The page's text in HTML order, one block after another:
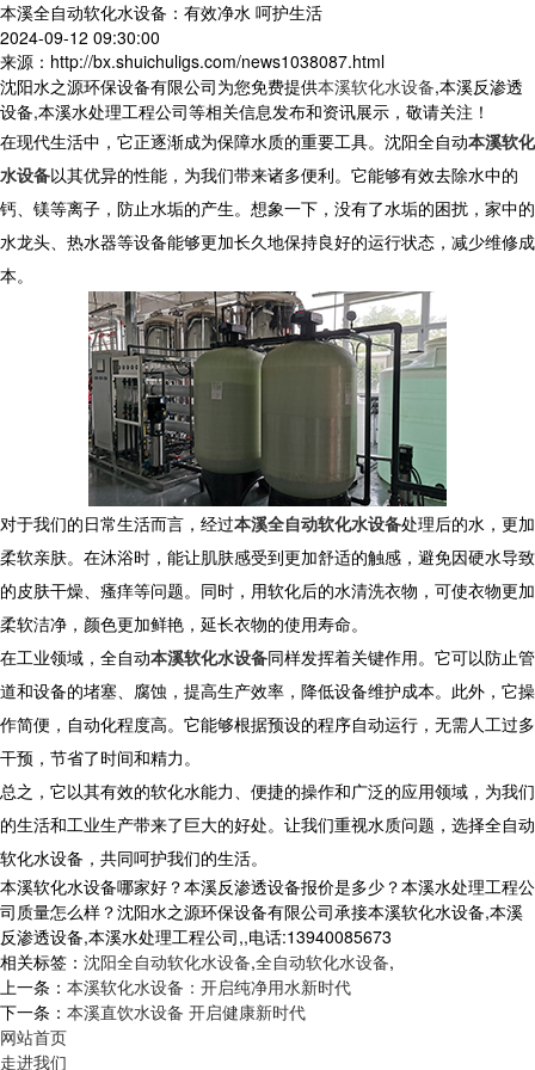
本溪全自动软化水设备：有效净水 呵护生活
2024-09-12 09:30:00
来源：http://bx.shuichuligs.com/news1038087.html
沈阳水之源环保设备有限公司为您免费提供本溪软化水设备,本溪反渗透
设备,本溪水处理工程公司等相关信息发布和资讯展示，敬请关注！
在现代生活中，它正逐渐成为保障水质的重要工具。沈阳全自动本溪软化
水设备以其优异的性能，为我们带来诸多便利。它能够有效去除水中的
钙、镁等离子，防止水垢的产生。想象一下，没有了水垢的困扰，家中的
水龙头、热水器等设备能够更加长久地保持良好的运行状态，减少维修成
本。
对于我们的日常生活而言，经过本溪全自动软化水设备处理后的水，更加
柔软亲肤。在沐浴时，能让肌肤感受到更加舒适的触感，避免因硬水导致
的皮肤干燥、瘙痒等问题。同时，用软化后的水清洗衣物，可使衣物更加
柔软洁净，颜色更加鲜艳，延长衣物的使用寿命。
在工业领域，全自动本溪软化水设备同样发挥着关键作用。它可以防止管
道和设备的堵塞、腐蚀，提高生产效率，降低设备维护成本。此外，它操
作简便，自动化程度高。它能够根据预设的程序自动运行，无需人工过多
干预，节省了时间和精力。
总之，它以其有效的软化水能力、便捷的操作和广泛的应用领域，为我们
的生活和工业生产带来了巨大的好处。让我们重视水质问题，选择全自动
软化水设备，共同呵护我们的生活。
本溪软化水设备哪家好？本溪反渗透设备报价是多少？本溪水处理工程公
司质量怎么样？沈阳水之源环保设备有限公司承接本溪软化水设备,本溪
反渗透设备,本溪水处理工程公司,,电话:13940085673
相关标签： 沈阳全自动软化水设备,全自动软化水设备,
上一条： 本溪软化水设备：开启纯净用水新时代
下一条： 本溪直饮水设备 开启健康新时代
网站首页
走进我们